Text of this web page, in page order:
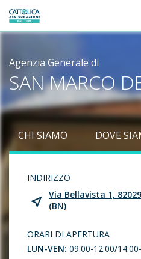
Generali logo
Agenzia Generale di
SAN MARCO
CHI SIAMO DOVE
INDIRIZZO
Via Bellavista 1,
(BN)
ORARI DI APERTURA
LUN-VEN: 09:00-12:00/